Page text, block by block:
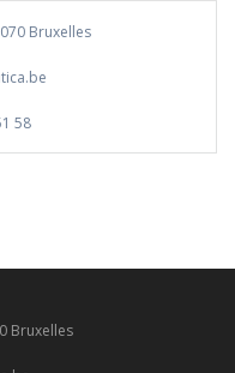
Bruxelles
58
Bruxelles